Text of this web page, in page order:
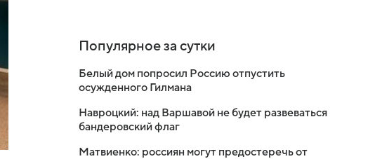
Популярное за сутки
Белый дом попросил Россию отпустить
осужденного Гилмана
Навроцкий: над Варшавой не будет развеваться
бандеровский флаг
Матвиенко: россиян могут предостеречь от